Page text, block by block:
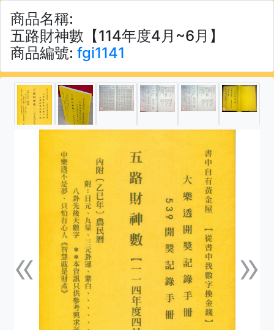
商品名稱:
五路財神數【114年度4月~6月】
商品編號: fgi1141
«上一張 »下一